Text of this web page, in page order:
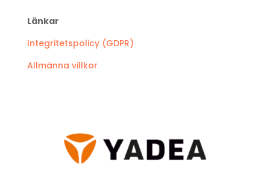
Länkar
Integritetspolicy (GDPR)
Allmänna villkor